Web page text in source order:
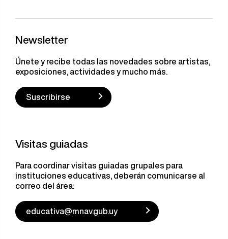
Newsletter
Únete y recibe todas las novedades sobre artistas,
exposiciones, actividades y mucho más.
Suscribirse
Visitas guiadas
Para coordinar visitas guiadas grupales para
instituciones educativas, deberán comunicarse al
correo del área:
educativa@mnav.gub.uy